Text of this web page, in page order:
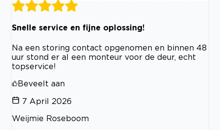
Snelle service en fijne oplossing!
Na een storing contact opgenomen en binnen 48
uur stond er al een monteur voor de deur, echt
topservice!
Beveelt aan
7 April 2026
Weijmie Roseboom